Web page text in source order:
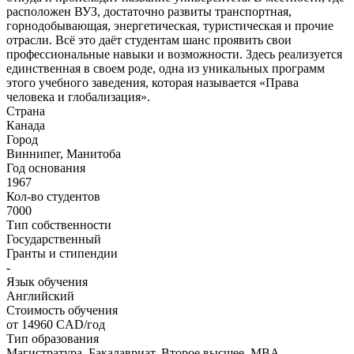
расположен ВУЗ, достаточно развиты транспортная,
горнодобывающая, энергетическая, туристическая и прочие
отрасли. Всё это даёт студентам шанс проявить свои
профессиональные навыки и возможности. Здесь реализуется
единственная в своем роде, одна из уникальных программ
этого учебного заведения, которая называется «Права
человека и глобализация».
Страна
Канада
Город
Виннипег, Манитоба
Год основания
1967
Кол-во студентов
7000
Тип собственности
Государственный
Гранты и стипендии
-
Язык обучения
Английский
Стоимость обучения
от 14960 CAD/год
Тип образования